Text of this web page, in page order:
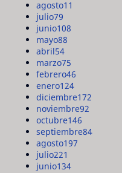
agosto11
julio79
junio108
mayo88
abril54
marzo75
febrero46
enero124
diciembre172
noviembre92
octubre146
septiembre84
agosto197
julio221
junio134